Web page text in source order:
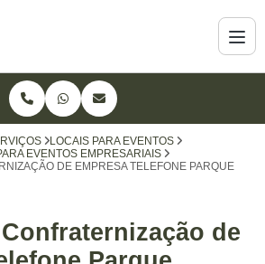
LOCAIS PARA EVENTOS
EVENTOS EMPRESARIAIS
DE EMPRESA TELEFONE PARQUE
de